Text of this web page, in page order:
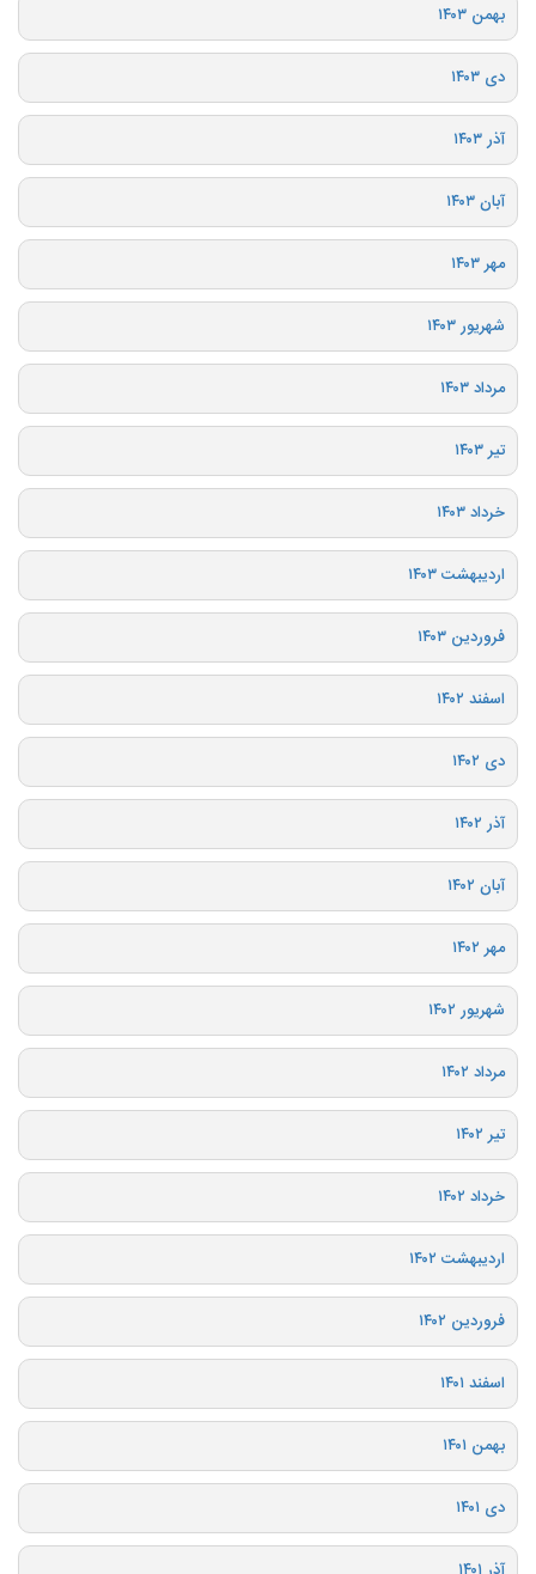
بهمن ۱۴۰۳
دی ۱۴۰۳
آذر ۱۴۰۳
آبان ۱۴۰۳
مهر ۱۴۰۳
شهریور ۱۴۰۳
مرداد ۱۴۰۳
تیر ۱۴۰۳
خرداد ۱۴۰۳
اردیبهشت ۱۴۰۳
فروردین ۱۴۰۳
اسفند ۱۴۰۲
دی ۱۴۰۲
آذر ۱۴۰۲
آبان ۱۴۰۲
مهر ۱۴۰۲
شهریور ۱۴۰۲
مرداد ۱۴۰۲
تیر ۱۴۰۲
خرداد ۱۴۰۲
اردیبهشت ۱۴۰۲
فروردین ۱۴۰۲
اسفند ۱۴۰۱
بهمن ۱۴۰۱
دی ۱۴۰۱